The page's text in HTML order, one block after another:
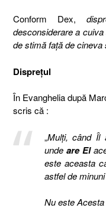
Conform Dex,
desconsiderare a
de stimă față de cineva
Dispreţul
În Evanghelia după
scris că :
„Mulţi, când Îl
unde are El
este aceasta
astfel de minuni
Nu este Acesta